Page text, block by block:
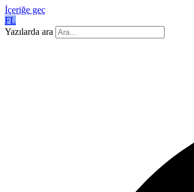
İçeriğe geç
FL
Yazılarda ara